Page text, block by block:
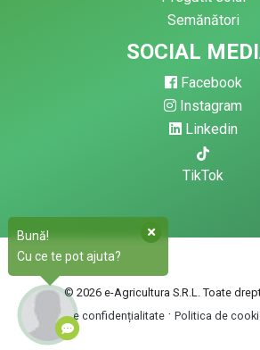
Semănători
SOCIAL
Facebook
Instagram
Linkedin
TikTok
© 2026 e-Agricultura S.R.L. Toate
Politica de confidențialitate· Politica de
Bună!
Cu ce te pot ajuta?